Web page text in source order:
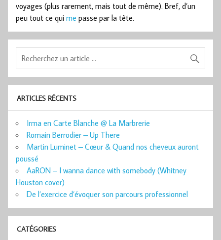
voyages (plus rarement, mais tout de même). Bref, d’un
peu tout ce qui me passe par la tête.
ARTICLES RÉCENTS
Irma en Carte Blanche @ La Marbrerie
Romain Berrodier – Up There
Martin Luminet – Cœur & Quand nos cheveux auront
poussé
AaRON – I wanna dance with somebody (Whitney
Houston cover)
De l’exercice d’évoquer son parcours professionnel
CATÉGORIES